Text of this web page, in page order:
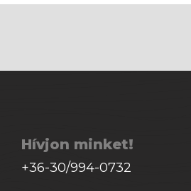
Hívjon minket!
+36-30/994-0732